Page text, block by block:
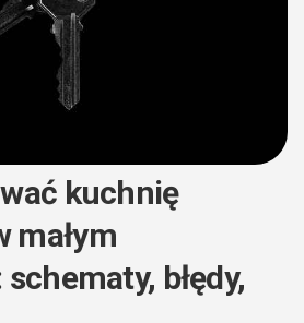
kuchnię
małym
błędy,